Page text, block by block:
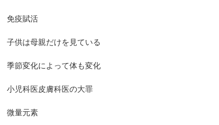
免疫賦活
子供は母親だけを見ている
季節変化によって体も変化
小児科医皮膚科医の大罪
微量元素